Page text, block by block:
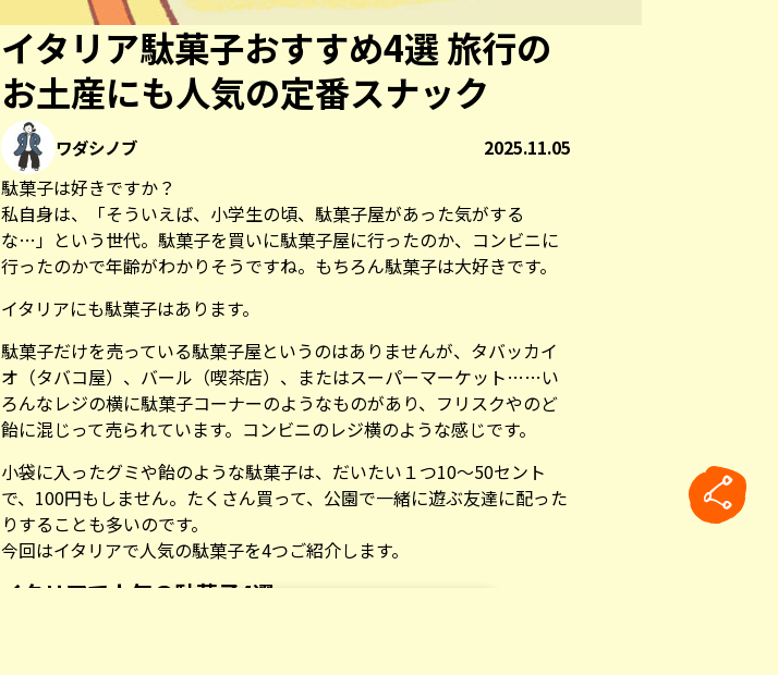
イタリア駄菓子おすすめ4選 旅行の
お土産にも人気の定番スナック
ワダシノブ 2025.11.05
駄菓子は好きですか？
私自身は、「そういえば、小学生の頃、駄菓子屋があった気がする
な…」という世代。駄菓子を買いに駄菓子屋に行ったのか、コンビニに
行ったのかで年齢がわかりそうですね。もちろん駄菓子は大好きです。
イタリアにも駄菓子はあります。
駄菓子だけを売っている駄菓子屋というのはありませんが、タバッカイ
オ（タバコ屋）、バール（喫茶店）、またはスーパーマーケット……い
ろんなレジの横に駄菓子コーナーのようなものがあり、フリスクやのど
飴に混じって売られています。コンビニのレジ横のような感じです。
小袋に入ったグミや飴のような駄菓子は、だいたい１つ10〜50セント
で、100円もしません。たくさん買って、公園で一緒に遊ぶ友達に配った
りすることも多いのです。
今回はイタリアで人気の駄菓子を4つご紹介します。
イタリアで人気の駄菓子4選